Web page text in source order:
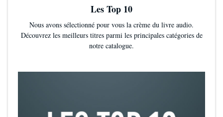
Les Top 10
Nous avons sélectionné pour vous la crème du livre audio.
Découvrez les meilleurs titres parmi les principales catégories de
notre catalogue.